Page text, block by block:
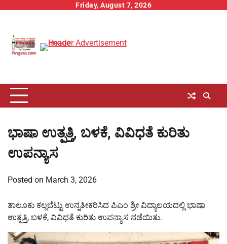
Friday, August 7, 2026
ಭಾಷಾ ಉತ್ಪತ್ತಿ, ಬಳಕೆ, ವಿವಿಧತೆ ಕುರಿತು
ಉಪನ್ಯಾಸ
Posted on March 3, 2026
ತಾಲೂಕು ಕಲ್ಲಬೆಟ್ಟು ಉನ್ನತೀಕರಿಸಿದ ಪಿಎಂ ಶ್ರೀ ವಿದ್ಯಾಲಯದಲ್ಲಿ ಭಾಷಾ
ಉತ್ಪತ್ತಿ, ಬಳಕೆ, ವಿವಿಧತೆ ಕುರಿತು ಉಪನ್ಯಾಸ ನಡೆಯಿತು.